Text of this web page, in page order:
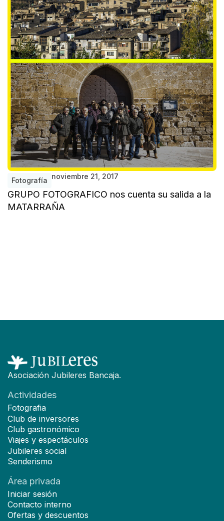
Fotografía noviembre 21, 2017
GRUPO FOTOGRAFICO nos cuenta su salida a la
MATARRAÑA
Asociación Jubileres Bancaja.
Actividades
Fotografia
Club de inversores
Club gastronómico
Viajes y espectáculos
Jubileres social
Senderismo
Área privada
Iniciar sesión
Contacto interno
Ofertas y descuentos